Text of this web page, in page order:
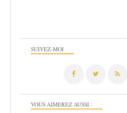
SUIVEZ-MOI
VOUS AIMEREZ AUSSI :